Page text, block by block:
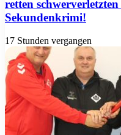
retten
Sekundenkrimi!
17 Stunden vergangen